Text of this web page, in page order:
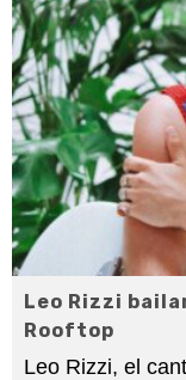
Leo Rizzi
Rooftop
Leo Rizzi, el